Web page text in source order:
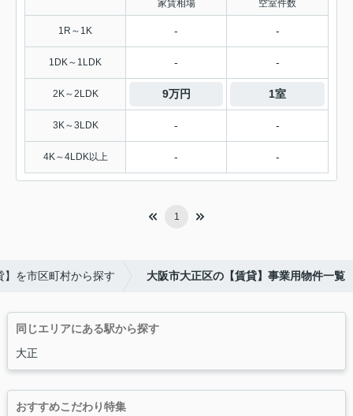
家賃相場 空室件数
1R～1K - -
1DK～1LDK - -
2K～2LDK 9万円 1室
3K～3LDK - -
4K～4LDK以上 - -
1
】を市区町村から探す 大阪市大正区の【賃貸】事業用物件一覧
同じエリアにある駅から探す
大正
おすすめこだわり特集